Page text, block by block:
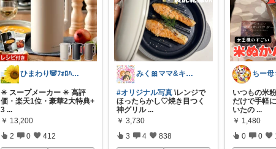
ひまわり🐼ﾌｫﾛﾊﾞ100❤️感謝
✴️ スープメーカー ✴️ 高評
価・楽天1位・豪華2大特典+
3 ...
￥ 13,200
2 0 412
みく🎀ママ&キッズグッズ🎁
#オリジナル写真 \レンジで
ほったらかし♡焼き目つく
神グリル ...
￥ 3,730
3 4 838
いつもの米
だけで手軽
いたの ...
￥ 1,480
0 0